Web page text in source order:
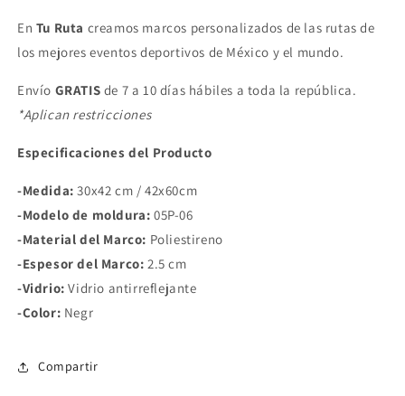
En Tu Ruta creamos marcos personalizados de las rutas de
los mejores eventos deportivos de México y el mundo.
Envío GRATIS de 7 a 10 días hábiles a toda la república.
*Aplican restricciones
Especificaciones del Producto
-Medida: 30x42 cm / 42x60cm
-Modelo de moldura: 05P-06
-Material del Marco: Poliestireno
-Espesor del Marco: 2.5 cm
-Vidrio: Vidrio antirreflejante
-Color: Negr
Compartir